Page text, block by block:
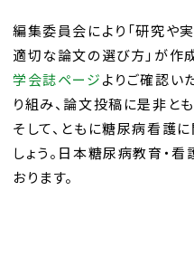
編集委員会により「研究や
適切な論文の選び方」が作
学会誌ページよりご確認い
り組み、論文投稿に是非と
そして、ともに糖尿病看護
しょう。日本糖尿病教育・
おります。